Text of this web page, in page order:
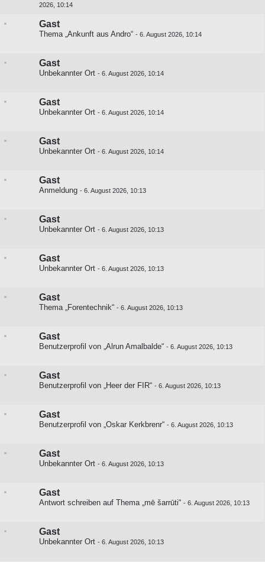
2026, 10:14
Gast
Thema „Ankunft aus Andro“ - 6. August 2026, 10:14
Gast
Unbekannter Ort - 6. August 2026, 10:14
Gast
Unbekannter Ort - 6. August 2026, 10:14
Gast
Unbekannter Ort - 6. August 2026, 10:14
Gast
Anmeldung - 6. August 2026, 10:13
Gast
Unbekannter Ort - 6. August 2026, 10:13
Gast
Unbekannter Ort - 6. August 2026, 10:13
Gast
Thema „Forentechnik“ - 6. August 2026, 10:13
Gast
Benutzerprofil von „Alrun Amalbalde“ - 6. August 2026, 10:13
Gast
Benutzerprofil von „Heer der FIR“ - 6. August 2026, 10:13
Gast
Benutzerprofil von „Oskar Kerkbrenr“ - 6. August 2026, 10:13
Gast
Unbekannter Ort - 6. August 2026, 10:13
Gast
Antwort schreiben auf Thema „mē šarrūti“ - 6. August 2026, 10:13
Gast
Unbekannter Ort - 6. August 2026, 10:13